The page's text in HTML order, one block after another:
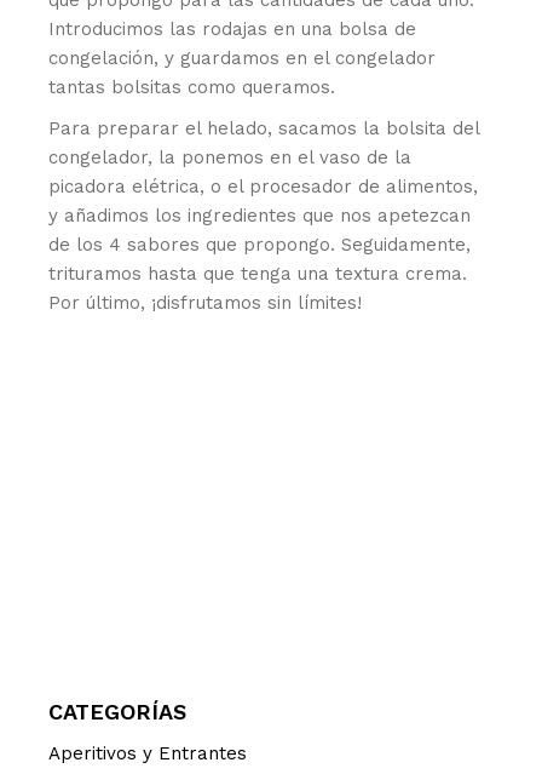
Introducimos las rodajas en una bolsa de
congelación, y guardamos en el congelador
tantas bolsitas como queramos.
Para preparar el helado, sacamos la bolsita del
congelador, la ponemos en el vaso de la
picadora elétrica, o el procesador de alimentos,
y añadimos los ingredientes que nos apetezcan
de los 4 sabores que propongo. Seguidamente,
trituramos hasta que tenga una textura crema.
Por último, ¡disfrutamos sin límites!
CATEGORÍAS
Aperitivos y Entrantes